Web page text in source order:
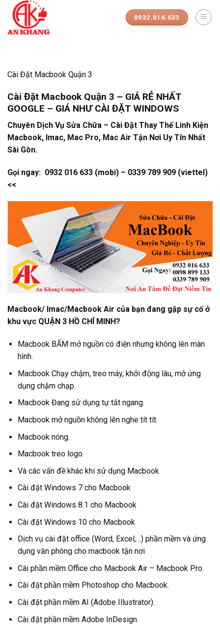
Skip
content
0932.016.633
Cài Đặt Macbook Quận 3
Cài Đặt Macbook Quận 3 – GIÁ RẺ NHẤT
GOOGLE – GIÁ NHƯ CÀI ĐẶT WINDOWS
Chuyên Dịch Vụ Sửa Chữa – Cài Đặt Thay Thế Linh Kiện
Macbook, Imac, Mac Pro, Mac Air Tận Nơi Uy Tín Nhất
Sài Gòn.
Gọi ngay: 0932 016 633 (mobi) – 0339 789 909 (viettel)
<<
Macbook/ Imac/Macbook Air của bạn đang gặp sự cố ở
khu vực QUẬN 3 HỒ CHÍ MINH?
Macbook BẤM mở nguồn có điện nhưng không lên màn
hình.
Macbook Chạy chậm, treo máy, khởi động lâu, mở ứng
dụng chậm chạp.
Macbook Đang sử dụng tự tắt ngang.
Macbook mở nguồn không lên nghe tít tít.
Macbook nóng.
Macbook treo logo.
Và các vấn đề khác khi sử dụng Macbook
Cài đặt Windows 7 cho Macbook
Cài đặt Windows 8.1 cho Macbook
Cài đặt Windows 10 cho Macbook
Dịch vụ cài đặt office (Word, Excel,…) phần mềm và ứng
dụng văn phòng cho macbook tận nơi
Cài phần mềm Office cho Macbook Air – Macbook Pro.
Cài đặt phần mềm Photoshop cho Macbook.
Cài đặt phần mềm AI (Adobe Illustrator).
Cài đặt phần mềm Adobe InDesign.